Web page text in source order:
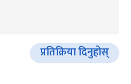
प्रतिक्रिया दिनुहोस्